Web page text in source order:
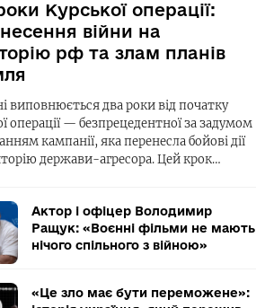
Курської операції:
війни на
рф та злам планів
виповнюється два роки від початку
операції — безпрецедентної за задумом
кампанії, яка перенесла бойові дії
держави-агресора. Цей крок…
Актор і офіцер Володимир
Ращук: «Воєнні фільми не мають
нічого спільного з війною»
«Це зло має бути переможене»: